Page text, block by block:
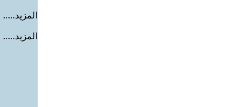
المزيد.....
المزيد.....